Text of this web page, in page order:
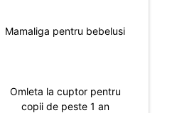
Mamaliga pentru bebelusi
Omleta la cuptor pentru
copii de peste 1 an